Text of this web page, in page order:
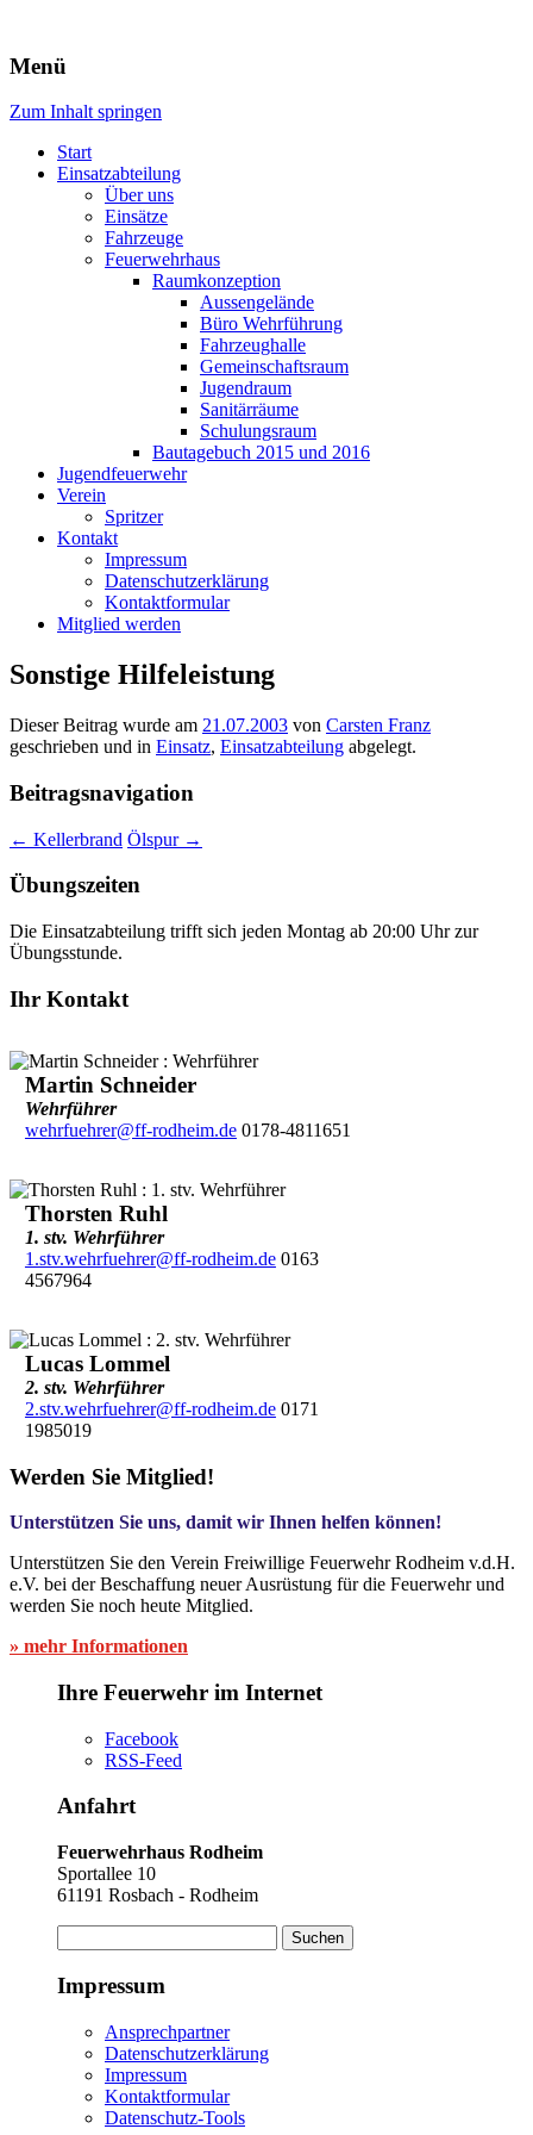
Freiwillige Feuerwehr Rodheim
v.d.H.
Menü
Zum Inhalt springen
Start
Einsatzabteilung
Über uns
Einsätze
Fahrzeuge
Feuerwehrhaus
Raumkonzeption
Aussengelände
Büro Wehrführung
Fahrzeughalle
Gemeinschaftsraum
Jugendraum
Sanitärräume
Schulungsraum
Bautagebuch 2015 und 2016
Jugendfeuerwehr
Verein
Spritzer
Kontakt
Impressum
Datenschutzerklärung
Kontaktformular
Mitglied werden
Sonstige Hilfeleistung
Dieser Beitrag wurde am 21.07.2003 von Carsten Franz
geschrieben und in Einsatz, Einsatzabteilung abgelegt.
Beitragsnavigation
← Kellerbrand Ölspur →
Übungszeiten
Die Einsatzabteilung trifft sich jeden Montag ab 20:00 Uhr zur
Übungsstunde.
Ihr Kontakt
Martin Schneider
Wehrführer
wehrfuehrer@ff-rodheim.de0178-4811651
Thorsten Ruhl
1. stv. Wehrführer
1.stv.wehrfuehrer@ff-rodheim.de0163
4567964
Lucas Lommel
2. stv. Wehrführer
2.stv.wehrfuehrer@ff-rodheim.de0171
1985019
Werden Sie Mitglied!
Unterstützen Sie uns, damit wir Ihnen helfen können!
Unterstützen Sie den Verein Freiwillige Feuerwehr Rodheim v.d.H.
e.V. bei der Beschaffung neuer Ausrüstung für die Feuerwehr und
werden Sie noch heute Mitglied.
» mehr Informationen
Ihre Feuerwehr im Internet
Facebook
RSS-Feed
Anfahrt
Feuerwehrhaus Rodheim
Sportallee 10
61191 Rosbach - Rodheim
nach:
Impressum
Ansprechpartner
Datenschutzerklärung
Impressum
Kontaktformular
Datenschutz-Tools